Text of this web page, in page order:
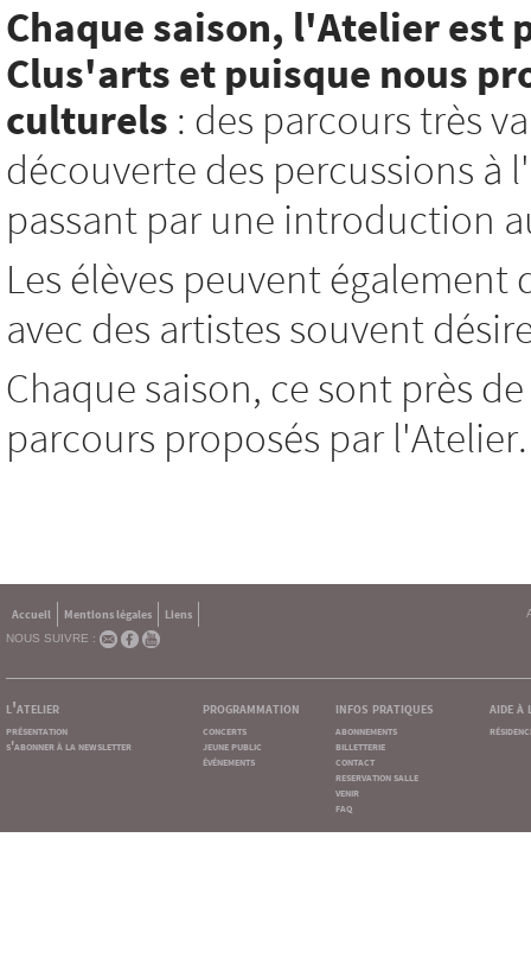
Chaque saison, l'Atelier
Clus'arts et puisque nous
culturels : des parcours très
découverte des percussions
passant par une introduction
Les élèves peuvent
avec des artistes souvent
Chaque saison, ce sont près
parcours proposés par l'Atelier.
Accueil Mentions légales
Liens
NOUS SUIVRE :
l'atelier
présentation
s'abonner à la newsletter
programmation
concerts
jeune public
événements
infos pratiques
abonnements
billetterie
contact
reservation salle
venir
faq
aide